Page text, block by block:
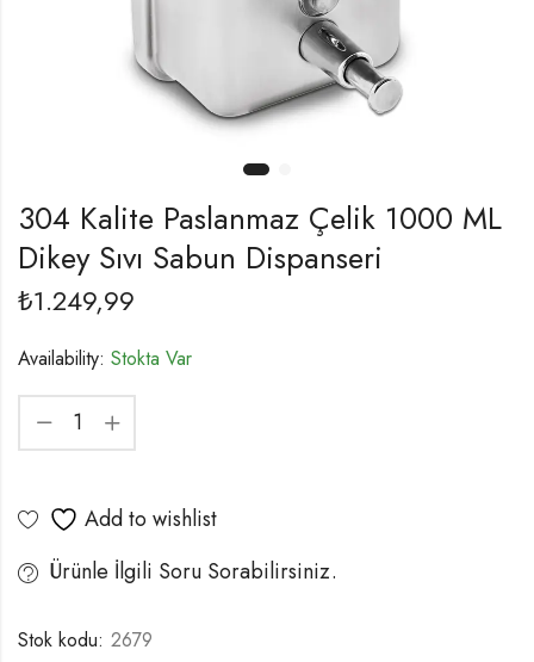
304 Kalite Paslanmaz Çelik 1000 ML
Dikey Sıvı Sabun Dispanseri
₺1.249,99
Availability: Stokta Var
Add to wishlist
Ürünle İlgili Soru Sorabilirsiniz.
Stok kodu: 2679